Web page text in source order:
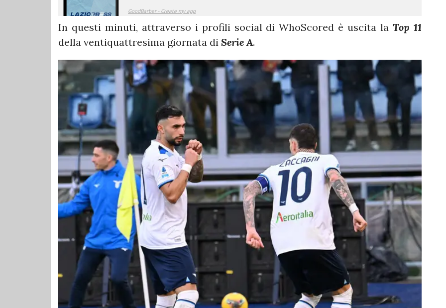
In questi minuti, attraverso i profili social di WhoScored è uscita laTop 11
della ventiquattresima giornata di Serie A.